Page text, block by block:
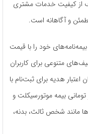
از کیفیت خدمات مشتری
و آگاهانه است.
خود را با قیمت
متنوعی برای کاربران
از جمله 50 هزار تومان اعتبار هدیه برای ثبت‌نام با
دات کام، کد تخفیف 150 هزار تومانی بیمه موتورسیکلت و
بیمه‌ها مانند شخص ثالث، بدنه،